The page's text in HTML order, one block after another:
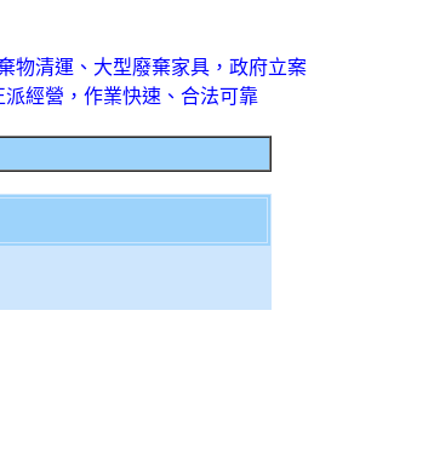
物清運、大型廢棄家具，政府立案
派經營，作業快速、合法可靠